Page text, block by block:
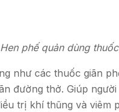
Hen phế quản dùng
như các thuốc giãn
đường thở. Giúp
trị khí thũng và viêm